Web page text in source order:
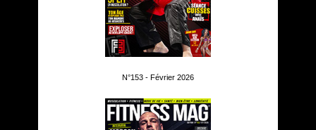
N°153 - Février 2026